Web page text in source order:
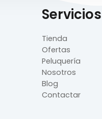
Servicios
Tienda
Ofertas
Peluquería
Nosotros
Blog
Contactar